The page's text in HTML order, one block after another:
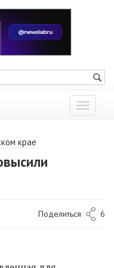
Показать
меню
крае
Поделиться 6